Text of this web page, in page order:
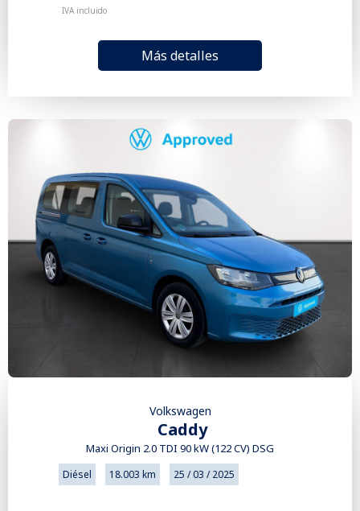
IVA incluido
Más detalles
Volkswagen
Caddy
Maxi Origin 2.0 TDI 90 kW (122 CV) DSG
Diésel 18.003 km 25 / 03 / 2025